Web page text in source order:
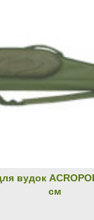
вудок
см